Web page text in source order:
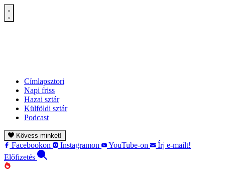
Címlapsztori
Napi friss
Hazai sztár
Külföldi sztár
Podcast
Kövess minket!
Facebookon Instagramon YouTube-on
Írj e-mailt!
Előfizetés